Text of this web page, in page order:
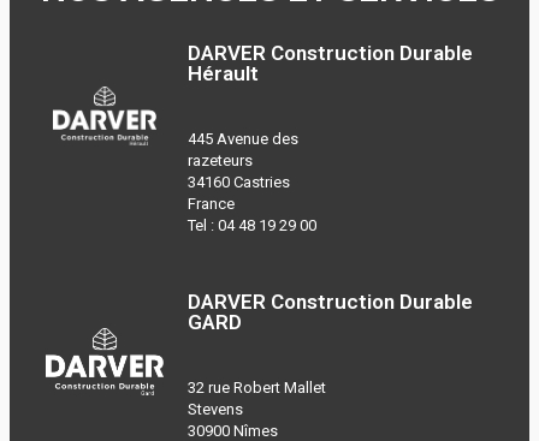
DARVER Construction Durable
Hérault
445 Avenue des
razeteurs
34160 Castries
France
Tel :04 48 19 29 00
DARVER Construction Durable
GARD
32 rue Robert Mallet
Stevens
30900 Nîmes